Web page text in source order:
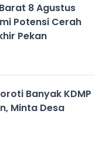
8 Agustus
Potensi Cerah
Pekan
Banyak KDMP
Minta Desa